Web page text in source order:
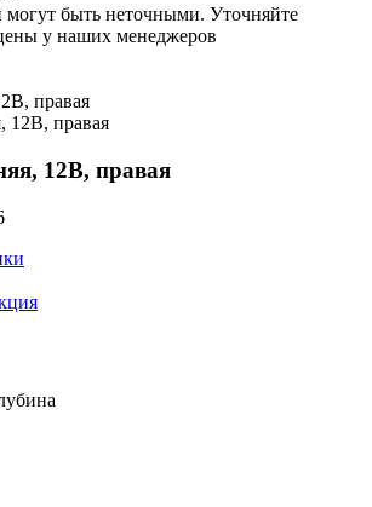
могут быть неточными. Уточняйте
у наших менеджеров
правая
12В, правая